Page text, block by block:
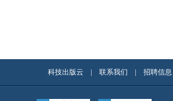
科技出版云 联系我们 招聘信息